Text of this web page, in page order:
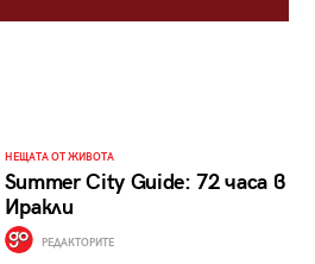
НЕЩАТА ОТ ЖИВОТА
Summer City Guide: 72 часа в
Иракли
РЕДАКТОРИТЕ